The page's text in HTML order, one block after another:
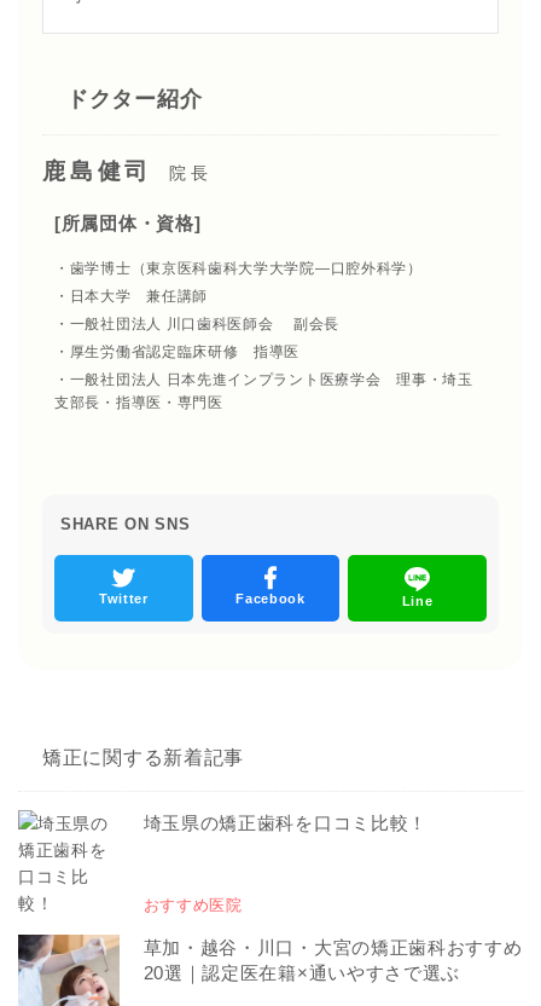
ドクター紹介
鹿島健司 院長
[所属団体・資格]
・歯学博士（東京医科歯科大学大学院―口腔外科学）
・日本大学 兼任講師
・一般社団法人 川口歯科医師会 副会長
・厚生労働省認定臨床研修 指導医
・一般社団法人 日本先進インプラント医療学会 理事・埼玉
支部長・指導医・専門医
SHARE ON SNS
Twitter Facebook Line
矯正に関する新着記事
埼玉県の矯正歯科を口コミ比較！
おすすめ医院
草加・越谷・川口・大宮の矯正歯科おすすめ
20選｜認定医在籍×通いやすさで選ぶ